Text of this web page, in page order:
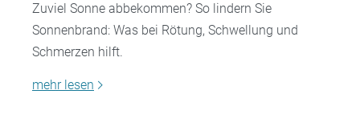
Zuviel Sonne abbekommen? So lindern Sie
Sonnenbrand: Was bei Rötung, Schwellung und
Schmerzen hilft.
mehr lesen